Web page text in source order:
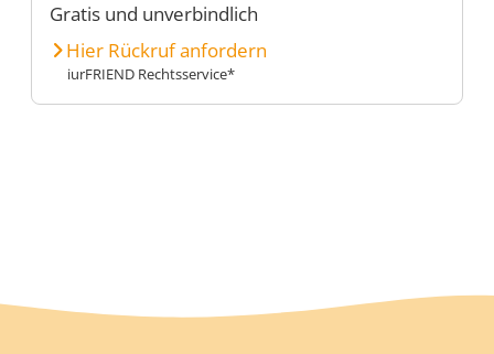
Gratis und unverbindlich
Hier Rückruf anfordern
iurFRIEND Rechtsservice*